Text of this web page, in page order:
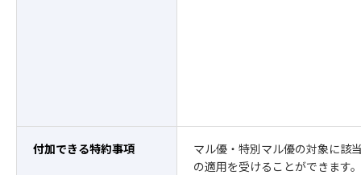
付加できる特約事項
マル優・特別マル優の対象に該
の適用を受けることができます